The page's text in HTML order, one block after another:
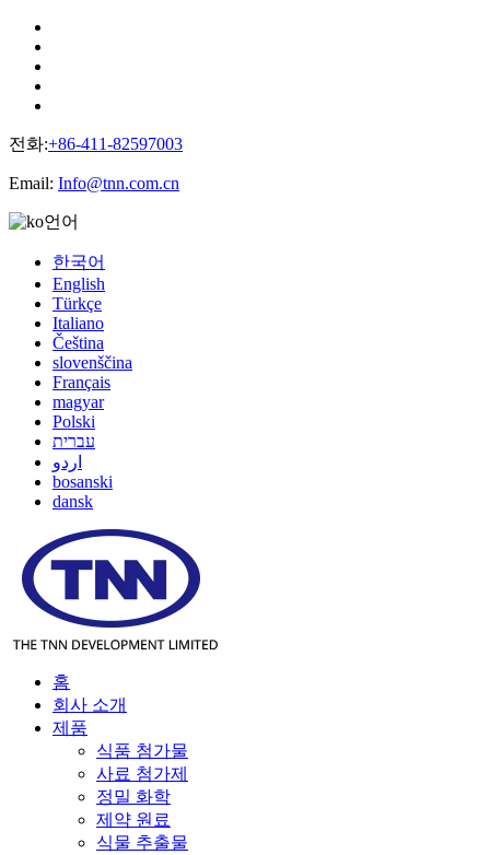
전화:+86-411-82597003
Email: Info@tnn.com.cn
언어
한국어
English
Türkçe
Italiano
Čeština
slovenščina
Français
magyar
Polski
עברית
اردو
bosanski
dansk
홈
회사 소개
제품
식품 첨가물
사료 첨가제
정밀 화학
제약 원료
식물 추출물